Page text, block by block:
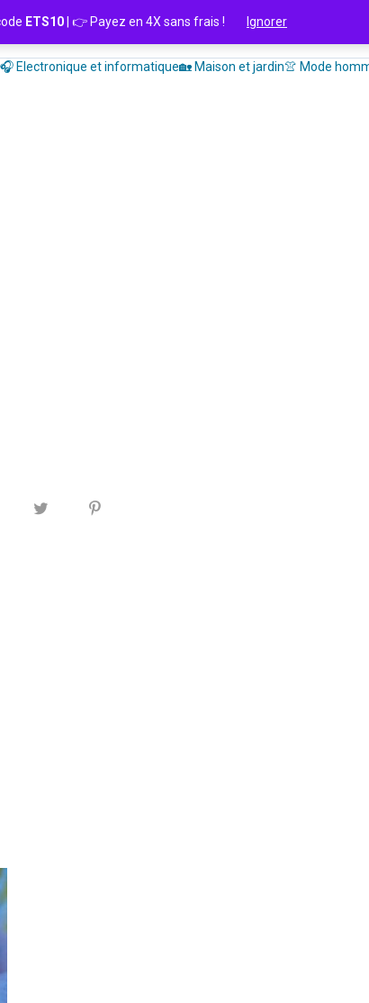
🎧 Electronique et informatique🏡 Maison et jardin👚 Mode
ETS10 | 👉 Payez en 4X sans frais ! Ignorer